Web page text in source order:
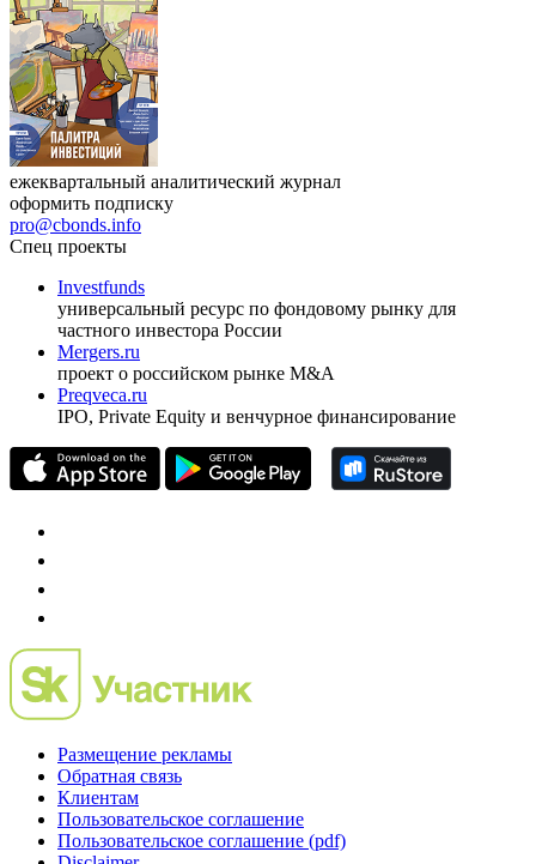
ЖурналCbonds Review
оформить подписку
pro@cbonds.info
Спец проекты
Investfunds
универсальный ресурс по фондовому рынку для
частного инвестора России
проект о российском рынке M&A
Preqveca.ru
Размещение рекламы
Обратная связь